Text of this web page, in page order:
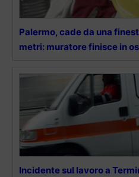
Palermo, cade da una
metri: muratore finisce in
Incidente sul lavoro a